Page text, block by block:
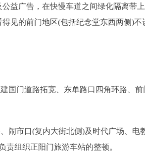
益广告，在快慢车道之间绿化隔离带
见的前门地区(包括纪念堂东西两侧)不
门道路拓宽、东单路口四角环路、前
市口(复内大街北侧)及时代广场、电
组织正阳门旅游车站的整顿。